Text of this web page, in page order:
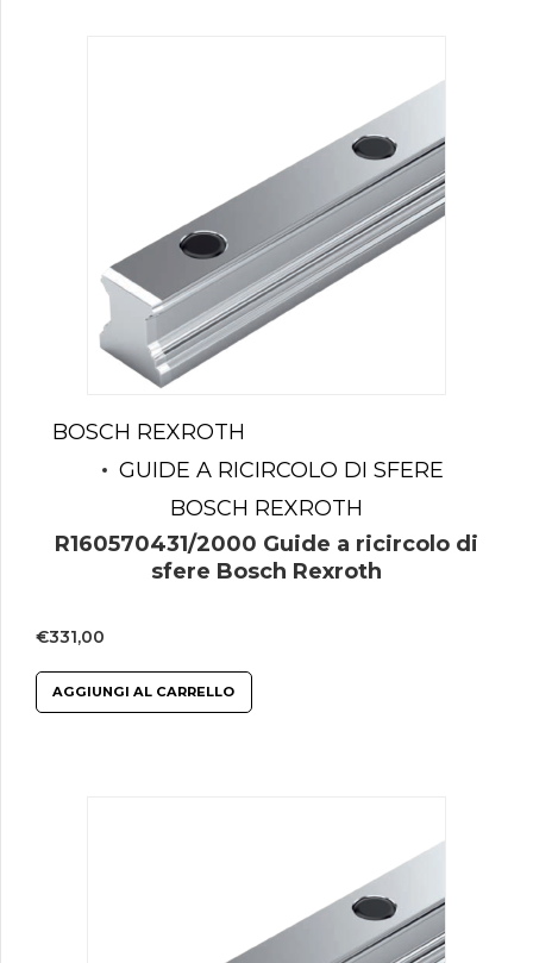
BOSCH REXROTH
GUIDE A RICIRCOLO DI SFERE
BOSCH REXROTH
R160570431/2000 Guide a ricircolo di
sfere Bosch Rexroth
€331,00
AGGIUNGI AL CARRELLO